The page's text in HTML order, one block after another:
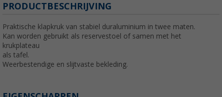
PRODUCTBESCHRIJVING
Praktische klapkruk van stabiel duraluminium in twee maten.
Kan worden gebruikt als reservestoel of samen met het
krukplateau
als tafel.
Weerbestendige en slijtvaste bekleding.